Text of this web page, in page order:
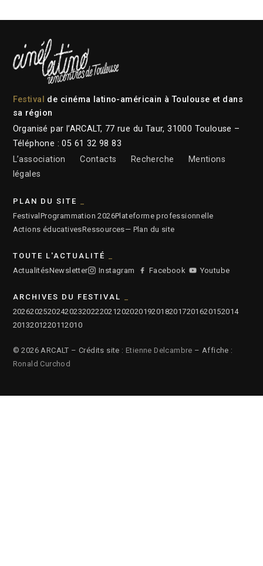
Festival
de cinéma latino-américain à Toulouse et dans
sa région
Organisé par l’ARCALT, 77 rue du Taur, 31000 Toulouse –
Téléphone : 05 61 32 98 83
L’association
Contacts Recherche
Mentions
légales
PLAN DU SITE
FestivalProgrammation 2026Plateforme professionnelle
Actions éducativesRessources— Plan du site
TOUTE L'ACTUALITÉ
ActualitésNewsletter Instagram Facebook Youtube
ARCHIVES DU FESTIVAL
2026202520242023202220212020201920182017201620152014
2013201220112010
© 2026 ARCALT – Crédits site : Etienne Delcambre – Affiche :
Ronald Curchod